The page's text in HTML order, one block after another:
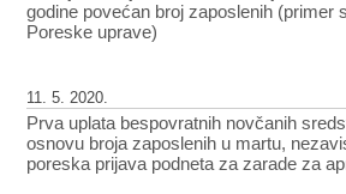
godine povećan broj zaposlenih (primer
Poreske uprave)
Prva uplata bespovratnih novčanih
osnovu broja zaposlenih u martu,
poreska prijava podneta za zarade za
11. 5. 2020.